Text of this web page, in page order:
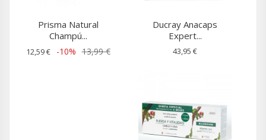
Prisma Natural
Champú...
12,59 € -10% 13,99 €
Ducray Anacaps
Expert...
43,95 €